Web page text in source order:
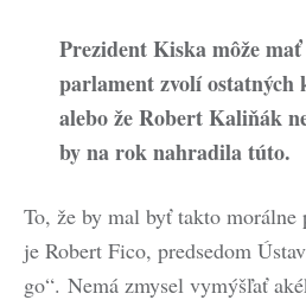
Prezident Kiska môže
parlament zvolí
alebo že Robert Kaliňák
by na rok nahradila túto.
To, že by mal byť takto morálne
je Robert Fico, predsedom
go“. Nemá zmysel vymýšľať